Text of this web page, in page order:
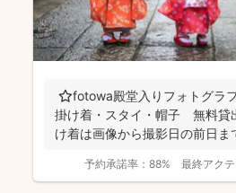
⭐️fotowa殿堂入りフォトグラ
掛け着・スタイ・帽子 無料貸
け着は画像から撮影日の前日ま
予約承諾率： 88% 最終アクテ